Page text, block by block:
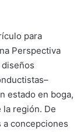
para
Perspectiva
estado en boga,
la región. De
a concepciones